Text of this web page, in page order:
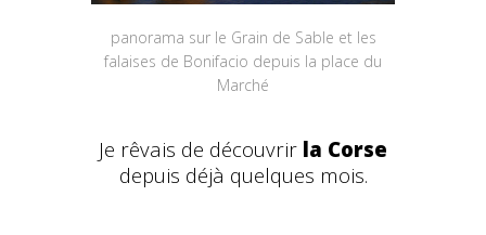
panorama sur le Grain de Sable et les
falaises de Bonifacio depuis la place du
Marché
Je rêvais de découvrir la Corse
depuis déjà quelques mois.